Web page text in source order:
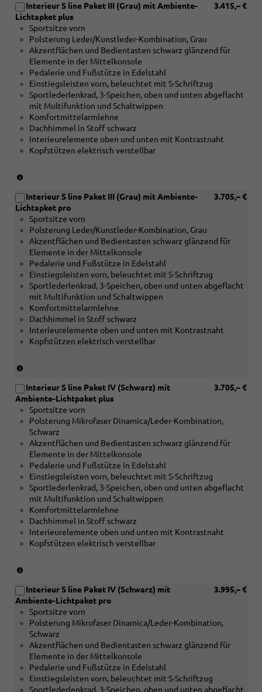
Aluminium
matt
gebürstet
mit
Linearprägung
anthrazit)
Verbindung
mit
[5MC]
Dekoreinlagen
Holz
Edelkastanie
grau
naturell
oder
[5MK]
Dekoreinlagen
Carbon
Mikro-
Köper
Aluminium
matt
gebürstet
mit
Linearprägung
anthrazit)
3.415,– €
Interieur S line Paket III (Grau) mit Ambiente-
Lichtapket plus
Sportsitze vorn
Polsterung Leder/Kunstleder-Kombination, Grau
Akzentflächen und Bedientasten schwarz glänzend für
Elemente in der Mittelkonsole
Pedalerie und Fußstütze in Edelstahl
Einstiegsleisten vorn, beleuchtet mit S-Schriftzug
Sportlederlenkrad, 3-Speichen, oben und unten abgeflacht
mit Multifunktion und Schaltwippen
Komfortmittelarmlehne
Dachhimmel in Stoff schwarz
Interieurelemente oben und unten mit Kontrastnaht
Kopfstützen elektrisch verstellbar
Verbindung
mit
[5MC]
Dekoreinlagen
Holz
Edelkastanie
grau
naturell
oder
[5MK]
Dekoreinlagen
Carbon
Mikro-
Köper
Aluminium
matt
gebürstet
mit
Linearprägung
anthrazit)
3.705,– €
Interieur S line Paket III (Grau) mit Ambiente-
Lichtapket pro
Sportsitze vorn
Polsterung Leder/Kunstleder-Kombination, Grau
Akzentflächen und Bedientasten schwarz glänzend für
Elemente in der Mittelkonsole
Pedalerie und Fußstütze in Edelstahl
Einstiegsleisten vorn, beleuchtet mit S-Schriftzug
Sportlederlenkrad, 3-Speichen, oben und unten abgeflacht
mit Multifunktion und Schaltwippen
Komfortmittelarmlehne
Dachhimmel in Stoff schwarz
Interieurelemente oben und unten mit Kontrastnaht
Kopfstützen elektrisch verstellbar
Verbindung
mit
[5MC]
Dekoreinlagen
Holz
Edelkastanie
grau
naturell
oder
[5MK]
Dekoreinlagen
Carbon
Mikro-
Köper
Struktur
matt
gebürstet
mit
Linearprägung
anthrazit)
3.705,– €
Interieur S line Paket IV (Schwarz) mit
Ambiente-Lichtpaket plus
Sportsitze vorn
Polsterung Mikrofaser Dinamica/Leder-Kombination,
Schwarz
Akzentflächen und Bedientasten schwarz glänzend für
Elemente in der Mittelkonsole
Pedalerie und Fußstütze in Edelstahl
Einstiegsleisten vorn, beleuchtet mit S-Schriftzug
Sportlederlenkrad, 3-Speichen, oben und unten abgeflacht
mit Multifunktion und Schaltwippen
Komfortmittelarmlehne
Dachhimmel in Stoff schwarz
Interieurelemente oben und unten mit Kontrastnaht
Kopfstützen elektrisch verstellbar
Verbindung
mit
[5MC]
Dekoreinlagen
Holz
Edelkastanie
grau
naturell
oder
3.995,– €
Interieur S line Paket IV (Schwarz) mit
Ambiente-Lichtpaket pro
Sportsitze vorn
Polsterung Mikrofaser Dinamica/Leder-Kombination,
Schwarz
Akzentflächen und Bedientasten schwarz glänzend für
Elemente in der Mittelkonsole
Pedalerie und Fußstütze in Edelstahl
Einstiegsleisten vorn, beleuchtet mit S-Schriftzug
Sportlederlenkrad, 3-Speichen, oben und unten abgeflacht